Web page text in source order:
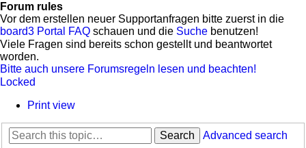
Forum rules
Vor dem erstellen neuer Supportanfragen bitte zuerst in die
board3 Portal FAQ schauen und die Suche benutzen!
Viele Fragen sind bereits schon gestellt und beantwortet
worden.
Bitte auch unsere Forumsregeln lesen und beachten!
Locked
Print view
Search
Advanced search